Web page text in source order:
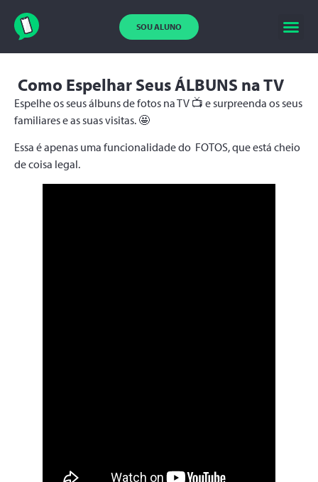
SOU ALUNO
Como Espelhar Seus ÁLBUNS na TV
Espelhe os seus álbuns de fotos na TV 📺 e surpreenda os seus
familiares e as suas visitas. 🤩
Essa é apenas uma funcionalidade do FOTOS, que está cheio
de coisa legal.